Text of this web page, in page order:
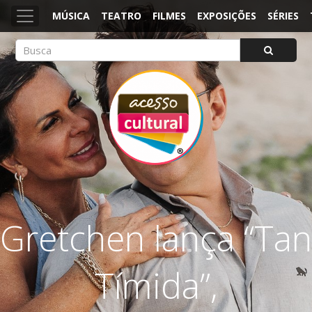
MÚSICA TEATRO FILMES EXPOSIÇÕES SÉRIES
ACESSO CULTURAL
Arte, Cultura Pop e Entretenimento
Gretchen lança “Tan
Tímida”,